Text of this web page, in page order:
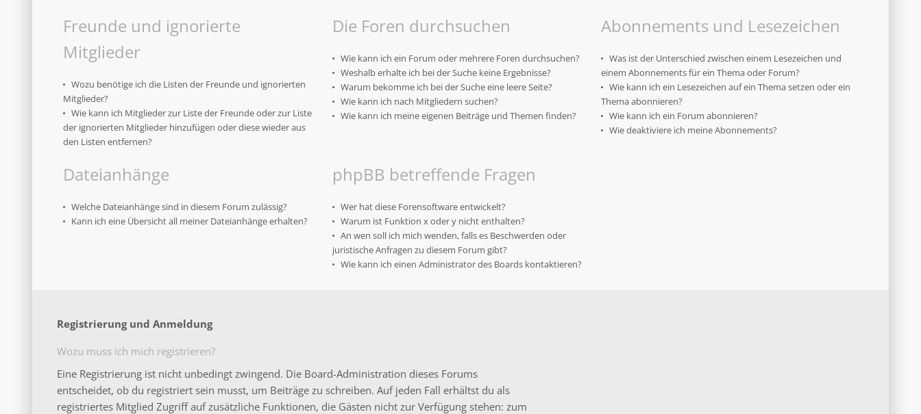
Freunde und ignorierte
Mitglieder
Wozu benötige ich die Listen der Freunde und ignorierten
Mitglieder?
Wie kann ich Mitglieder zur Liste der Freunde oder zur Liste
der ignorierten Mitglieder hinzufügen oder diese wieder aus
den Listen entfernen?
Die Foren durchsuchen
Wie kann ich ein Forum oder mehrere Foren durchsuchen?
Weshalb erhalte ich bei der Suche keine Ergebnisse?
Warum bekomme ich bei der Suche eine leere Seite?
Wie kann ich nach Mitgliedern suchen?
Wie kann ich meine eigenen Beiträge und Themen finden?
Abonnements und Lesezeichen
Was ist der Unterschied zwischen einem Lesezeichen und
einem Abonnements für ein Thema oder Forum?
Wie kann ich ein Lesezeichen auf ein Thema setzen oder ein
Thema abonnieren?
Wie kann ich ein Forum abonnieren?
Wie deaktiviere ich meine Abonnements?
Dateianhänge
Welche Dateianhänge sind in diesem Forum zulässig?
Kann ich eine Übersicht all meiner Dateianhänge erhalten?
phpBB betreffende Fragen
Wer hat diese Forensoftware entwickelt?
Warum ist Funktion x oder y nicht enthalten?
An wen soll ich mich wenden, falls es Beschwerden oder
juristische Anfragen zu diesem Forum gibt?
Wie kann ich einen Administrator des Boards kontaktieren?
Registrierung und Anmeldung
Wozu muss ich mich registrieren?
Eine Registrierung ist nicht unbedingt zwingend. Die Board-Administration dieses Forums
entscheidet, ob du registriert sein musst, um Beiträge zu schreiben. Auf jeden Fall erhältst du als
registriertes Mitglied Zugriff auf zusätzliche Funktionen, die Gästen nicht zur Verfügung stehen: zum